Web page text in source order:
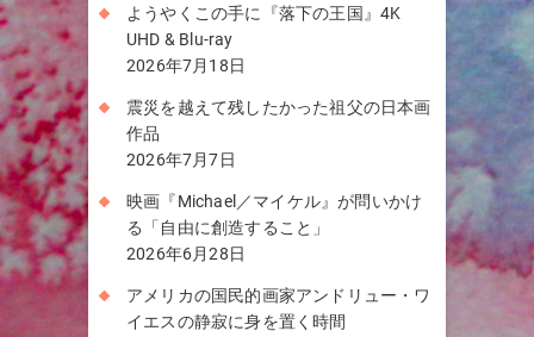
ようやくこの手に『落下の王国』4K
UHD & Blu-ray
2026年7月18日
震災を越えて残したかった祖父の日本画
作品
2026年7月7日
映画『Michael／マイケル』が問いかけ
る「自由に創造すること」
2026年6月28日
アメリカの国民的画家アンドリュー・ワ
イエスの静寂に身を置く時間